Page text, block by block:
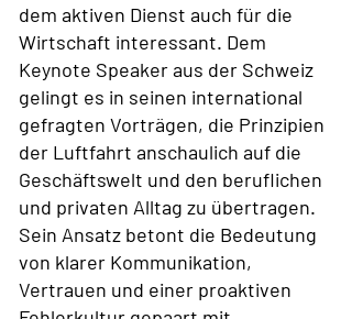
dem aktiven Dienst auch für die
Wirtschaft interessant. Dem
Keynote Speaker aus der Schweiz
gelingt es in seinen international
gefragten Vorträgen, die Prinzipien
der Luftfahrt anschaulich auf die
Geschäftswelt und den beruflichen
und privaten Alltag zu übertragen.
Sein Ansatz betont die Bedeutung
von klarer Kommunikation,
Vertrauen und einer proaktiven